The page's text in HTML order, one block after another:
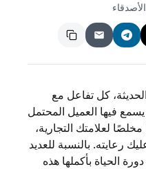
كل تفاعل مع
فيها العميل المحتمل
لعلامتك التجارية،
رعايته. بالنسبة للعديد
الحياة بأكملها هذه